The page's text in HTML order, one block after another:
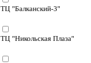
ТЦ "Балканский-3"
ТЦ "Никольская Плаза"